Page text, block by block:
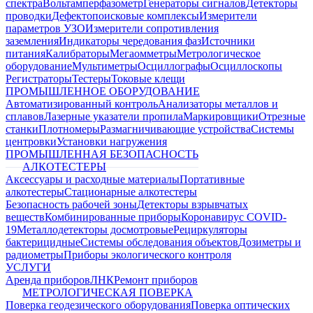
спектраВольтамперфазометрГенераторы сигналовДетекторы
проводкиДефектопоисковые комплексыИзмерители
параметров УЗОИзмерители сопротивления
заземленияИндикаторы чередования фазИсточники
питанияКалибраторыМегаомметрыМетрологическое
оборудованиеМультиметрыОсциллографыОсциллоскопы
РегистраторыТестерыТоковые клещи
ПРОМЫШЛЕННОЕ ОБОРУДОВАНИЕ
Автоматизированный контрольАнализаторы металлов и
сплавовЛазерные указатели пропилаМаркировщикиОтрезные
станкиПлотномерыРазмагничивающие устройстваСистемы
центровкиУстановки нагружения
ПРОМЫШЛЕННАЯ БЕЗОПАСНОСТЬ
АЛКОТЕСТЕРЫ
Аксессуары и расходные материалыПортативные
алкотестерыСтационарные алкотестеры
Безопасность рабочей зоныДетекторы взрывчатых
веществКомбинированные приборыКоронавирус COVID-
19Металлодетекторы досмотровыеРециркуляторы
бактерицидныеСистемы обследования объектовДозиметры и
радиометрыПриборы экологического контроля
УСЛУГИ
Аренда приборовЛНКРемонт приборов
МЕТРОЛОГИЧЕСКАЯ ПОВЕРКА
Поверка геодезического оборудованияПоверка оптических